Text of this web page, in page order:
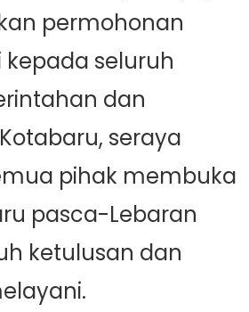
permohonan
seluruh
dan
seraya
pihak membuka
pasca-Lebaran
ketulusan dan